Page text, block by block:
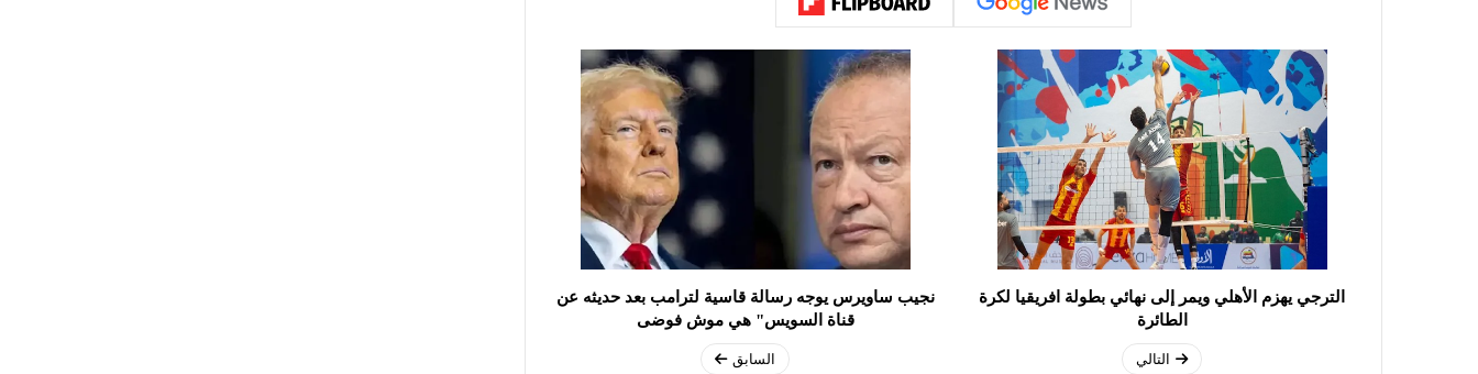
الترجي يهزم الأهلي ويمر إلى نهائي بطولة افريقيا لكرة
الطائرة
التالي
نجيب ساويرس يوجه رسالة قاسية لترامب بعد حديثه عن
قناة السويس" هي موش فوضى
السابق